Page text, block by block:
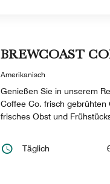
BREWCOAST
Amerikanisch
Genießen Sie in unserem
Coffee Co. frisch gebrühten
frisches Obst und
Täglich